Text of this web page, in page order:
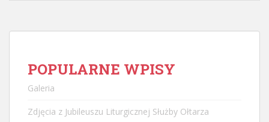
POPULARNE WPISY
Galeria
Zdjęcia z Jubileuszu Liturgicznej Służby Ołtarza